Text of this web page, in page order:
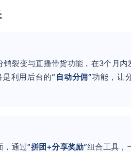
裂变与直播带货功能，在3个月
利用后台的“自动分佣”功能，让
，通过“拼团+分享奖励”组合工具，